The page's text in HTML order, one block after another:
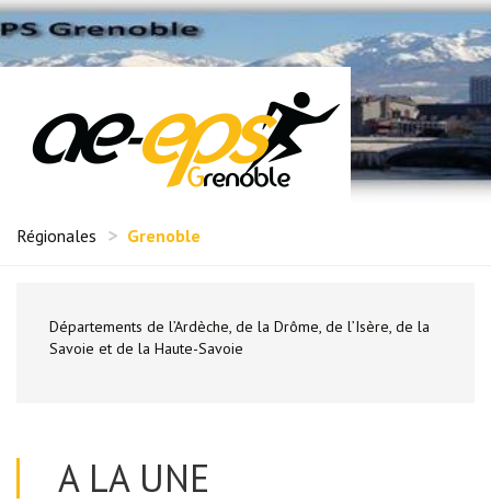
Régionales Grenoble
Départements de l’Ardèche, de la Drôme, de l’Isère, de la
Savoie et de la Haute-Savoie
A LA UNE